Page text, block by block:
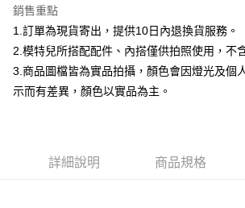
聯邦商業銀行
元大商業銀行
永豐商業銀
台新國際商業銀行
中國信託
台灣樂天信用卡公司
悠遊付
Google Pay
全盈+PAY
【大哥付你分期使用說明】
1.本服務由台灣大哥大提供，台灣大哥大用戶可立即
AFTEE先享後付
銷售重點
1.訂單為現貨寄出，提供10日內退換貨服務。
2.模特兒所搭配配件、內搭僅供拍照使用，不
3.商品圖檔皆為實品拍攝，顏色會因燈光及個
示而有差異，顏色以實品為主。
詳細說明 商品規格